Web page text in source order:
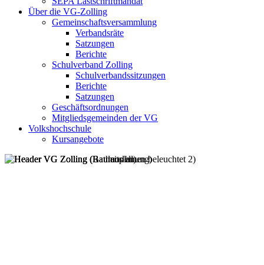
Über die VG-Zolling
Gemeinschaftsversammlung
Verbandsräte
Satzungen
Berichte
Schulverband Zolling
Schulverbandssitzungen
Berichte
Satzungen
Geschäftsordnungen
Mitgliedsgemeinden der VG
Volkshochschule
Kursangebote